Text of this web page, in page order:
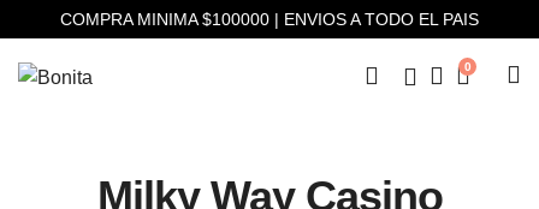
COMPRA MINIMA $100000 | ENVIOS A TODO EL PAIS
0
Milky Way Casino